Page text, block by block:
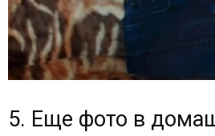
5. Еще фото в